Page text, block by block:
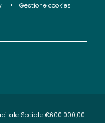
Gestione cookies
Sociale €600.000,00